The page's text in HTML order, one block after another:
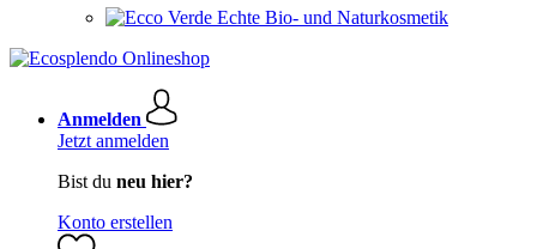
Echte Bio- und Naturkosmetik
Anmelden
Jetzt anmelden
Bist du neu hier?
Konto erstellen